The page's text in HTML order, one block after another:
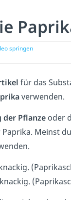
springen
für das
verwenden.
der Pflanzeoder
Meinst